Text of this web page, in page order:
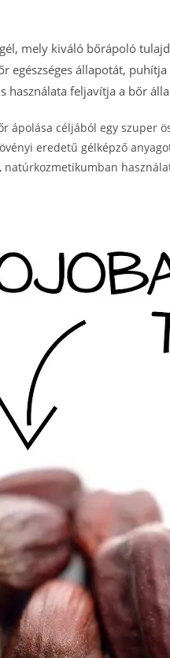
mely kiváló bőrápoló
egészséges állapotát,
használata feljavítja a bőr
ápolása céljából egy szuper
eredetű gélképző